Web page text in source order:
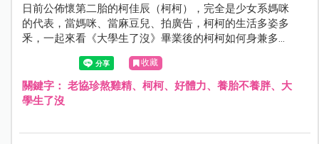
日前公佈懷第二胎的柯佳辰（柯柯），完全是少女系媽咪
的代表，當媽咪、當麻豆兒、拍廣告，柯柯的生活多姿多
釆，一起來看《大學生了沒》畢業後的柯柯如何身兼多
職，維持好體力。
收藏
關鍵字： 老協珍熬雞精、柯柯、好體力、養胎不養胖、大
學生了沒